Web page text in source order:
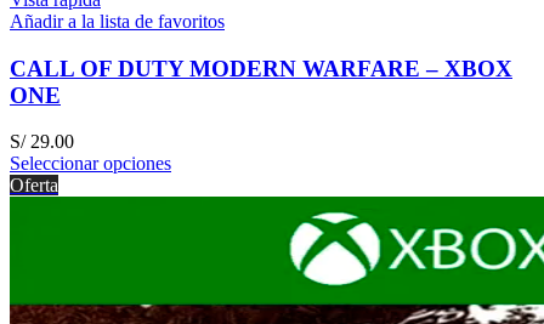
Añadir a la lista de favoritos
CALL OF DUTY MODERN WARFARE – XBOX
ONE
S/29.00
Seleccionar opciones
Oferta